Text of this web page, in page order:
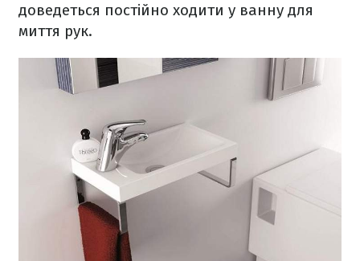
доведеться постійно ходити у ванну для
миття рук.